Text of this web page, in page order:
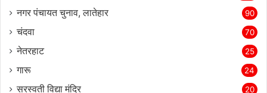
नगर पंचायत चुनाव, लातेहार 90
चंदवा 70
नेतरहाट 25
गारू 24
सरस्‍वती विद्या मंदिर 20